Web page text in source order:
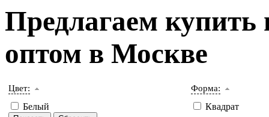
Предлагаем
оптом в Москве
Цвет:
Белый
Форма:
Квадрат